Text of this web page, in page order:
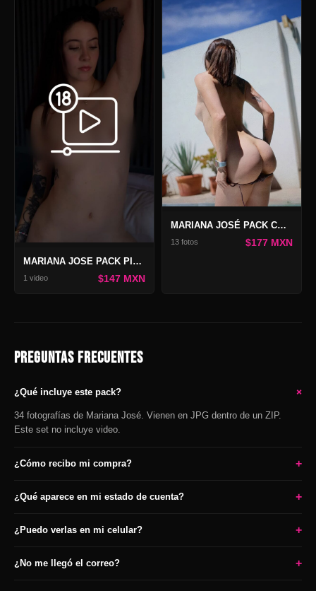
MARIANA JOSE PACK PIEL, TINTA Y DESEO
1 video $147 MXN
MARIANA JOSÉ PACK COMBO ETEREA WORLD 2
13 fotos $177 MXN
PREGUNTAS FRECUENTES
¿Qué incluye este pack? +
34 fotografías de Mariana José. Vienen en JPG dentro de un ZIP.
Este set no incluye video.
¿Cómo recibo mi compra? +
¿Qué aparece en mi estado de cuenta? +
¿Puedo verlas en mi celular? +
¿No me llegó el correo? +